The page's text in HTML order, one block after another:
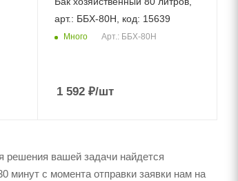
арт.: ББХ-80Н, код: 15639
Много Арт.: ББХ-80Н
1 592 ₽/шт
решения вашей задачи найдется
минут с момента отправки заявки нам на